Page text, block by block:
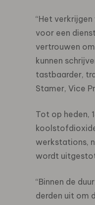
“Het
voor een
vertrouwen
kunnen
tastbaarder,
Stamer, Vice
Tot op heden,
werkstations,
wordt
“Binnen de
derden uit om